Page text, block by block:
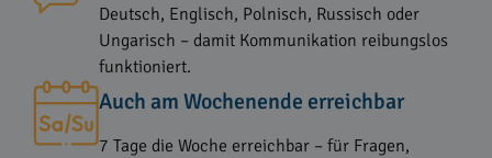
Deutsch, Englisch, Polnisch, Russisch oder
Ungarisch – damit Kommunikation reibungslos
funktioniert.
Auch am Wochenende erreichbar
7 Tage die Woche erreichbar – für Fragen,